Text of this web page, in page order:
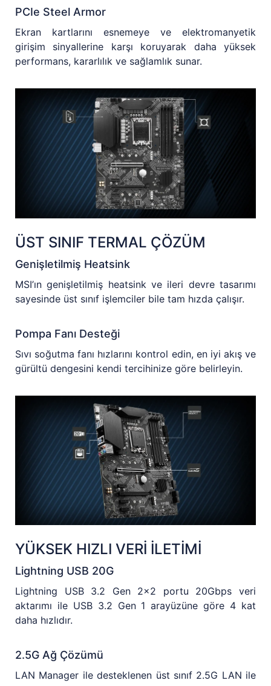
PCIe Steel Armor
Ekran kartlarını esnemeye ve elektromanyetik
girişim sinyallerine karşı koruyarak daha yüksek
performans, kararlılık ve sağlamlık sunar.
ÜST SINIF TERMAL ÇÖZÜM
Genişletilmiş Heatsink
MSI’ın genişletilmiş heatsink ve ileri devre tasarımı
sayesinde üst sınıf işlemciler bile tam hızda çalışır.
Pompa Fanı Desteği
Sıvı soğutma fanı hızlarını kontrol edin, en iyi akış ve
gürültü dengesini kendi tercihinize göre belirleyin.
YÜKSEK HIZLI VERİ İLETİMİ
Lightning USB 20G
Lightning USB 3.2 Gen 2x2 portu 20Gbps veri
aktarımı ile USB 3.2 Gen 1 arayüzüne göre 4 kat
daha hızlıdır.
2.5G Ağ Çözümü
LAN Manager ile desteklenen üst sınıf 2.5G LAN ile